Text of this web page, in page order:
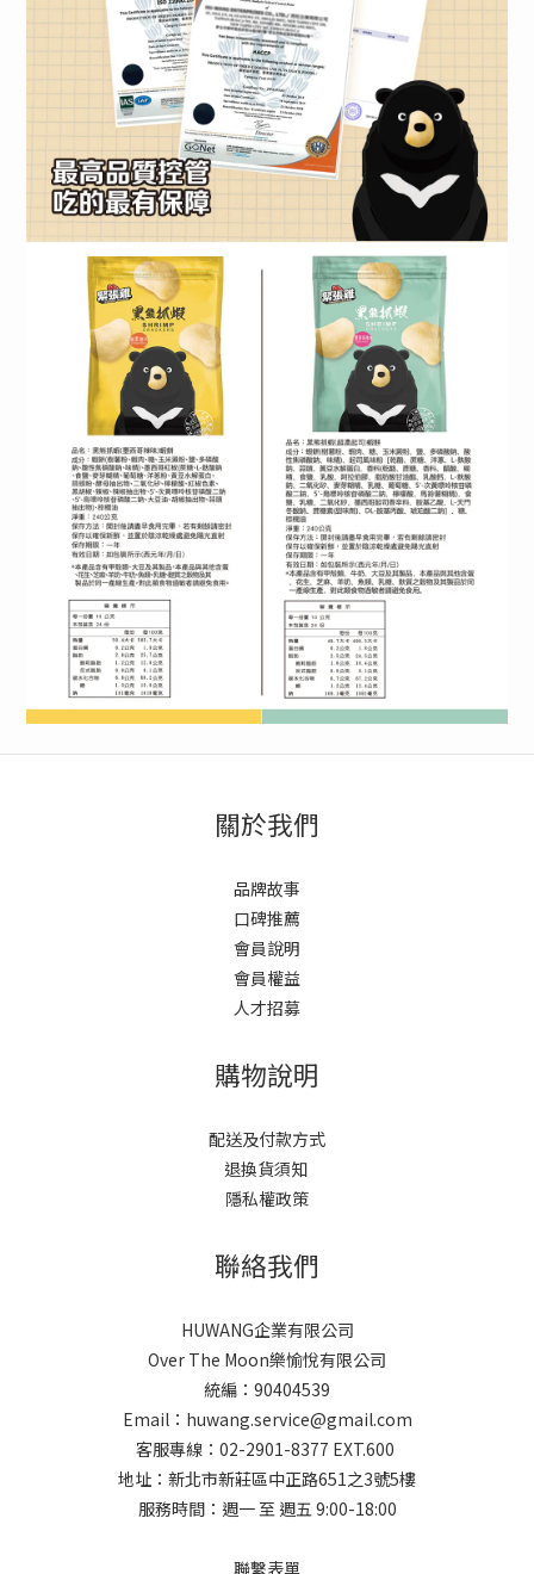
關於我們
品牌故事
口碑推薦
會員說明
會員權益
人才招募
購物說明
配送及付款方式
退換貨須知
隱私權政策
聯絡我們
HUWANG企業有限公司
Over The Moon樂愉悅有限公司
統編：90404539
Email：huwang.service@gmail.com
客服專線：02-2901-8377 EXT.600
地址：新北市新莊區中正路651之3號5樓
服務時間：週一 至 週五 9:00-18:00
聯繫表單